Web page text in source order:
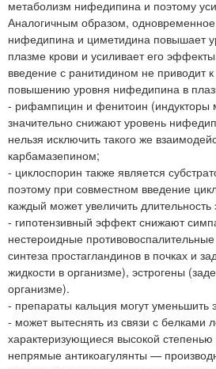
метаболизм нифедипина и поэтому
Аналогичным образом,
нифедипина и циметидина повышает
плазме крови и усиливает его
введение с ранитидином не приводит
повышению уровня нифедипина в
- рифампицин и фенитоин
значительно снижают уровень
нельзя исключить такого же
карбамазепином;
- циклоспорин также является
поэтому при совместном введение
каждый может увеличить
- гипотензивный эффект снижают
нестероидные
синтеза простагландинов в почках и
жидкости в организме), эстрогены
организме).
- препараты кальция могут
- может вытеснять из связи с белками
характеризующиеся высокой
непрямые антикоагулянты —